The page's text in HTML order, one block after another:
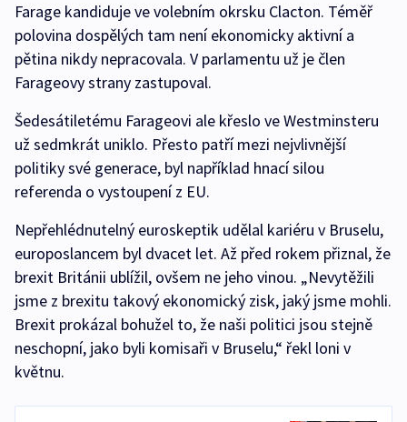
Farage kandiduje ve volebním okrsku Clacton. Téměř
polovina dospělých tam není ekonomicky aktivní a
pětina nikdy nepracovala. V parlamentu už je člen
Farageovy strany zastupoval.
Šedesátiletému Farageovi ale křeslo ve Westminsteru
už sedmkrát uniklo. Přesto patří mezi nejvlivnější
politiky své generace, byl například hnací silou
referenda o vystoupení z EU.
Nepřehlédnutelný euroskeptik udělal kariéru v Bruselu,
europoslancem byl dvacet let. Až před rokem přiznal, že
brexit Británii ublížil, ovšem ne jeho vinou. „Nevytěžili
jsme z brexitu takový ekonomický zisk, jaký jsme mohli.
Brexit prokázal bohužel to, že naši politici jsou stejně
neschopní, jako byli komisaři v Bruselu,“ řekl loni v
květnu.